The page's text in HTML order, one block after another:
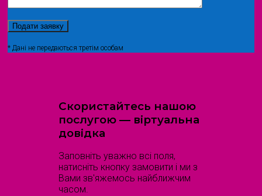
* Дані не передаються третім особам
Скористайтесь нашою
послугою — віртуальна
довідка
Заповніть уважно всі поля,
натисніть кнопку замовити і ми з
Вами зв'яжемось найближчим
часом.